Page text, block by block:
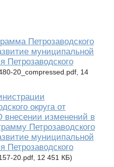
Петрозаводского
муниципальной
Петрозаводского
20_compressed.pdf, 14
округа от
изменений в
Петрозаводского
муниципальной
Петрозаводского
20.pdf, 12 451 КБ)